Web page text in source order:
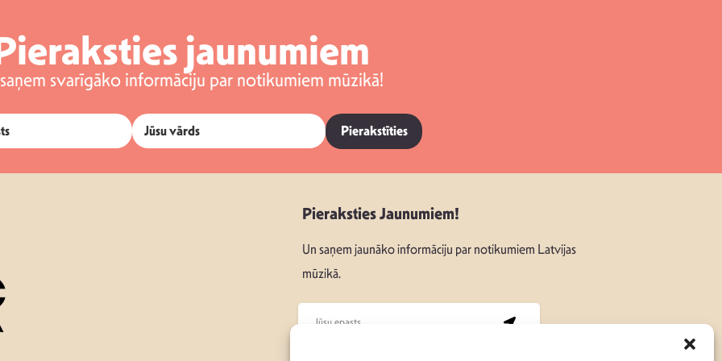
jaunumiem
svarīgāko informāciju par notikumiem mūzikā!
Pierakstīties
Pieraksties Jaunumiem!
Un saņem jaunāko informāciju par notikumiem Latvijas
mūzikā.